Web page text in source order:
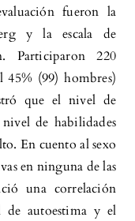
fueron la
y la escala de
Participaron 220
45% (99) hombres)
que el nivel de
de habilidades
En cuento al sexo
en ninguna de las
una correlación
de autoestima y el